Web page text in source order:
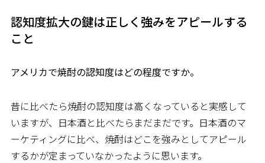
認知度拡大の鍵は正しく強みをアピールする
こと
――アメリカで焼酎の認知度はどの程度ですか。
昔に比べたら焼酎の認知度は高くなっていると実感して
いますが、日本酒と比べたらまだまだです。日本酒のマ
ーケティングに比べ、焼酎はどこを強みとしてアピール
するかが定まっていなかったように思います。